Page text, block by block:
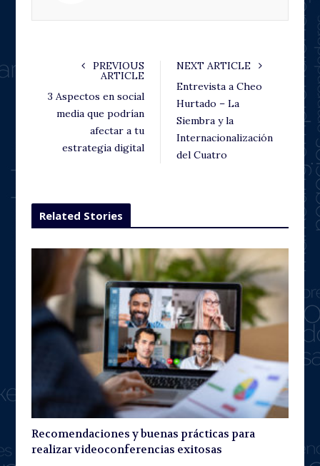
PREVIOUS
ARTICLE
3 Aspectos en social
media que podrían
afectar a tu
estrategia digital
NEXT ARTICLE
Entrevista a Cheo
Hurtado – La
Siembra y la
Internacionalización
del Cuatro
Related Stories
Recomendaciones y buenas prácticas para
realizar videoconferencias exitosas